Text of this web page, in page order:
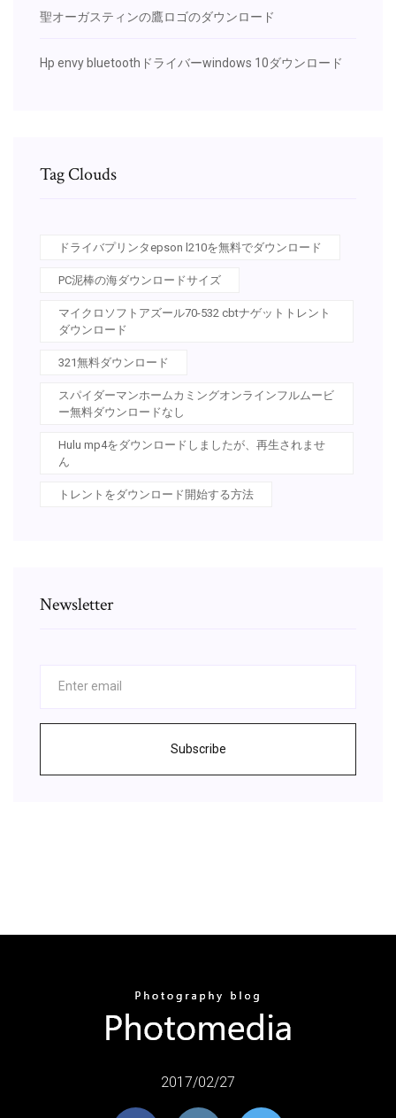
聖オーガスティンの鷹ロゴのダウンロード
Hp envy bluetoothドライバーwindows 10ダウンロード
Tag Clouds
ドライバプリンタepson l210を無料でダウンロード
PC泥棒の海ダウンロードサイズ
マイクロソフトアズール70-532 cbtナゲットトレント
ダウンロード
321無料ダウンロード
スパイダーマンホームカミングオンラインフルムービ
ー無料ダウンロードなし
Hulu mp4をダウンロードしましたが、再生されませ
ん
トレントをダウンロード開始する方法
Newsletter
Subscribe
2017/02/27